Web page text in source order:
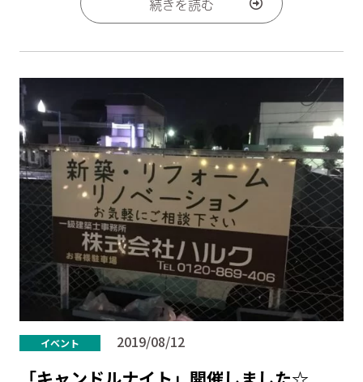
イベント 2019/08/12